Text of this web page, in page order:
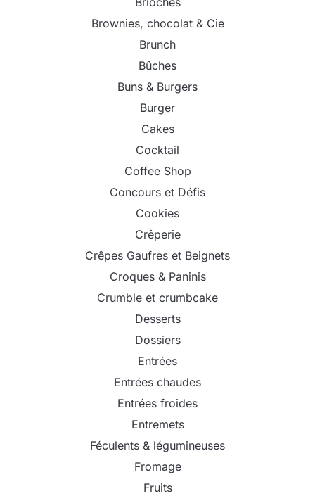
Brownies, chocolat & Cie
Brunch
Bûches
Buns & Burgers
Burger
Cakes
Cocktail
Coffee Shop
Concours et Défis
Cookies
Crêperie
Crêpes Gaufres et Beignets
Croques & Paninis
Crumble et crumbcake
Desserts
Dossiers
Entrées
Entrées chaudes
Entrées froides
Entremets
Féculents & légumineuses
Fromage
Fruits